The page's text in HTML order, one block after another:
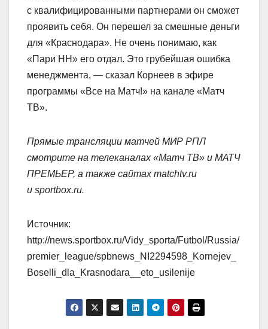
с квалифицированными партнерами он сможет
проявить себя. Он перешел за смешные деньги
для «Краснодара». Не очень понимаю, как
«Пари НН» его отдал. Это грубейшая ошибка
менеджмента, — сказал Корнеев в эфире
программы «Все на Матч!» на канале «Матч
ТВ».
Прямые трансляции матчей МИР РПЛ
смотрите на телеканалах «Матч ТВ» и МАТЧ
ПРЕМЬЕР, а также сайтах matchtv.ru
и sportbox.ru.
Источник:
http://news.sportbox.ru/Vidy_sporta/Futbol/Russia/
premier_league/spbnews_NI2294598_Kornejev_
Boselli_dla_Krasnodara__eto_usilenije